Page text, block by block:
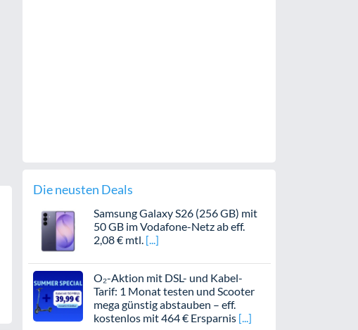
Die neusten Deals
Samsung Galaxy S26 (256 GB) mit
50 GB im Vodafone-Netz ab eff.
2,08 € mtl.
O₂-Aktion mit DSL- und Kabel-
Tarif: 1 Monat testen und Scooter
mega günstig abstauben – eff.
kostenlos mit 464 € Ersparnis